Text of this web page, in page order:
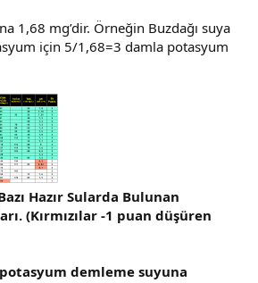
1,68 mg’dir. Örneğin Buzdağı suya
için 5/1,68=3 damla potasyum
Hazır Sularda Bulunan
(Kırmızılar -1 puan düşüren
demleme suyuna